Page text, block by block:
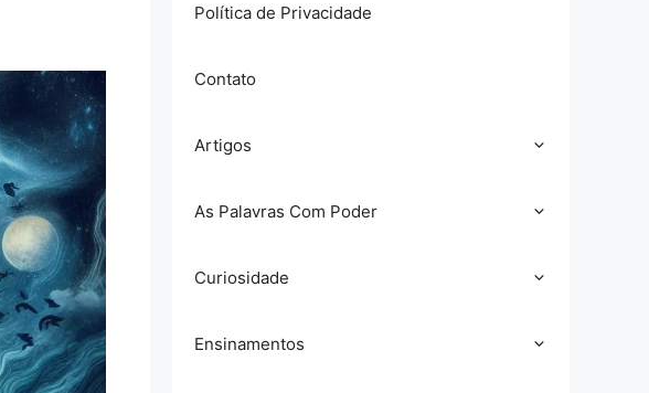
Política de Privacidade
Contato
Artigos
As Palavras Com Poder
Curiosidade
Ensinamentos